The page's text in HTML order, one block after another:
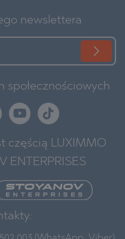
newslettera
społecznościowych
częścią LUXIMMO
ENTERPRISES